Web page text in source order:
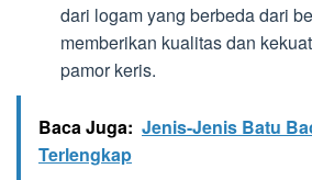
dari logam yang berbeda dari
memberikan kualitas dan
pamor keris.
Baca Juga: Jenis-Jenis Batu
Terlengkap